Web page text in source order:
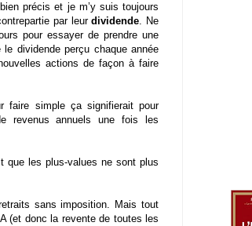
précis et je m’y suis toujours
par leurdividende. Ne
pour essayer de prendre une
dividende perçu chaque année
actions de façon à faire
faire simple ça signifierait pour
revenus annuels une fois les
que les plus-values ne sont plus
sans imposition. Mais tout
(et donc la revente de toutes les